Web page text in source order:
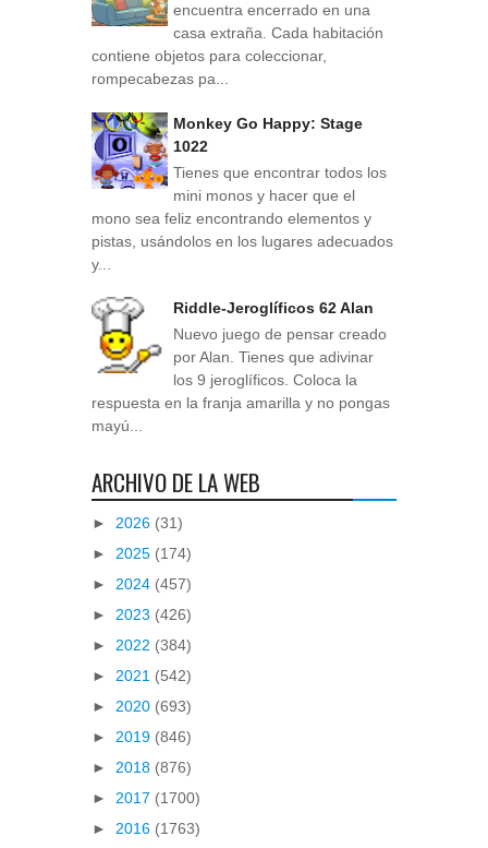
encuentra encerrado en una
casa extraña. Cada habitación
contiene objetos para coleccionar,
rompecabezas pa...
Monkey Go Happy: Stage
1022
Tienes que encontrar todos los
mini monos y hacer que el
mono sea feliz encontrando elementos y
pistas, usándolos en los lugares adecuados
y...
Riddle-Jeroglíficos 62 Alan
Nuevo juego de pensar creado
por Alan. Tienes que adivinar
los 9 jeroglíficos. Coloca la
respuesta en la franja amarilla y no pongas
mayú...
ARCHIVO DE LA WEB
► 2026 (31)
► 2025 (174)
► 2024 (457)
► 2023 (426)
► 2022 (384)
► 2021 (542)
► 2020 (693)
► 2019 (846)
► 2018 (876)
► 2017 (1700)
► 2016 (1763)